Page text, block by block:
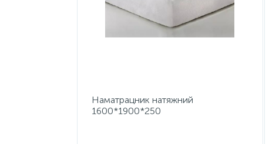
Наматрацник натяжний
1600*1900*250